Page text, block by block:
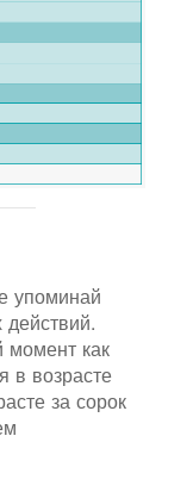
упоминай
как
в возрасте
за сорок